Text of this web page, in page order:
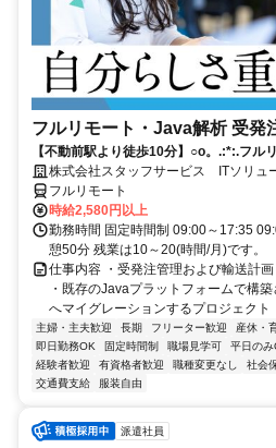
フルリモート・Java解析 受発
【不動前駅より徒歩10分】○o。.:*:.フル
す.:*:.。o○ご応募お待ちしております！
株式会社スタッフサービス ITソリュ
フルリモート
時給2,580円以上
勤務時間 固定時間制 09:00～17:35
憩50分 残業は10～20(時間/月)です。
仕事内容 ・受発注管理および輸送計
・既存のJavaプラットフォームで構
へマイグレーションするプロジェクト
主婦・主夫歓迎 長期 フリーター歓迎 産休・
即日勤務OK
固定時間制 職場見学可 平日のみ
経験者歓迎
有資格者歓迎 職種変更なし 社会
交通費支給
服装自由
派遣社員